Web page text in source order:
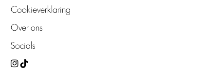
Cookieverklaring
Over ons
Socials